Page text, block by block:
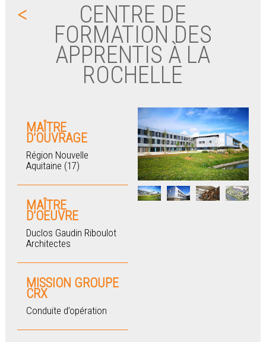
< CENTRE DE
FORMATION DES
APPRENTIS À LA
ROCHELLE
MAÎTRE
D’OUVRAGE
Région Nouvelle
Aquitaine (17)
MAÎTRE
D’OEUVRE
Duclos Gaudin Riboulot
Architectes
MISSION GROUPE
CRX
Conduite d’opération